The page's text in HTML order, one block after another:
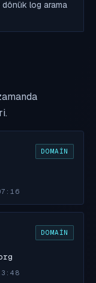
log arama
DOMAIN
DOMAIN